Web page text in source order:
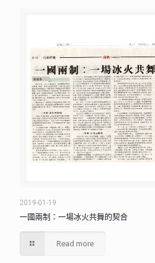
2019-01-19
一國兩制：一場冰火共舞的契合
Read more